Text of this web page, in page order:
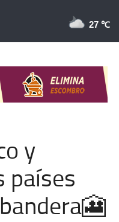
27 ℃
y
países